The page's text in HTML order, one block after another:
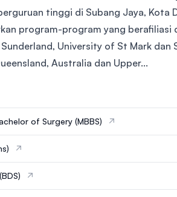
tinggi di Subang Jaya, Kota
program-program yang
University of St Mark
Australia dan Upper...
of Surgery (MBBS)